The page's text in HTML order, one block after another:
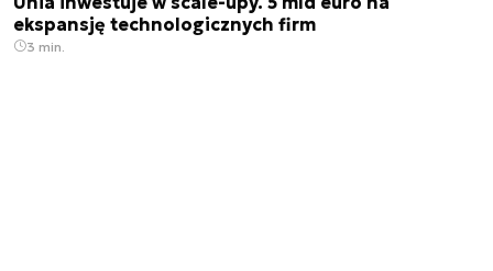
ekspansję technologicznych firm
3 min.